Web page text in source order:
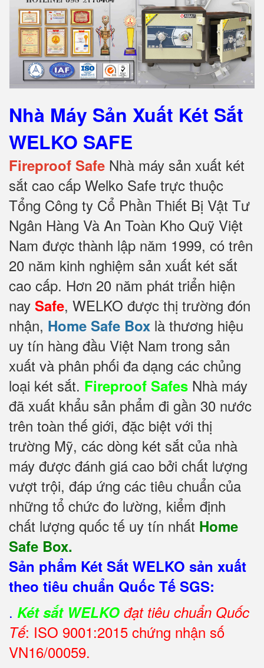
Nhà Máy Sản Xuất Két Sắt
WELKO SAFE
Fireproof Safe Nhà máy sản xuất két
sắt cao cấp Welko Safe trực thuộc
Tổng Công ty Cổ Phần Thiết Bị Vật Tư
Ngân Hàng Và An Toàn Kho Quỹ Việt
Nam được thành lập năm 1999, có trên
20 năm kinh nghiệm sản xuất két sắt
cao cấp. Hơn 20 năm phát triển hiện
nay Safe, WELKO được thị trường đón
nhận, Home Safe Box là thương hiệu
uy tín hàng đầu Việt Nam trong sản
xuất và phân phối đa dạng các chủng
loại két sắt. Fireproof Safes Nhà máy
đã xuất khẩu sản phẩm đi gần 30 nước
trên toàn thế giới, đặc biệt với thị
trường Mỹ, các dòng két sắt của nhà
máy được đánh giá cao bởi chất lượng
vượt trội, đáp ứng các tiêu chuẩn của
những tổ chức đo lường, kiểm định
chất lượng quốc tế uy tín nhất Home
Safe Box.
Sản phẩm Két Sắt WELKO sản xuất
theo tiêu chuẩn Quốc Tế SGS:
. Két sắt WELKO đạt tiêu chuẩn Quốc
Tế: ISO 9001:2015 chứng nhận số
VN16/00059.